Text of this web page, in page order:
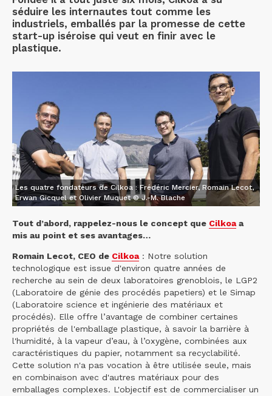
séduire les internautes tout comme les
industriels, emballés par la promesse de cette
start-up iséroise qui veut en finir avec le
plastique.
Les quatre fondateurs de Cilkoa : Frédéric Mercier, Romain Lecot,
Erwan Gicquel et Olivier Muquet © J.-M. Blache
Tout d’abord, rappelez-nous le concept que Cilkoaa
mis au point et ses avantages…
Romain Lecot, CEO de Cilkoa: Notre solution
technologique est issue d'environ quatre années de
recherche au sein de deux laboratoires grenoblois, le LGP2
(Laboratoire de génie des procédés papetiers) et le Simap
(Laboratoire science et ingénierie des matériaux et
procédés). Elle offre l’avantage de combiner certaines
propriétés de l'emballage plastique, à savoir la barrière à
l'humidité, à la vapeur d’eau, à l’oxygène, combinées aux
caractéristiques du papier, notamment sa recyclabilité.
Cette solution n'a pas vocation à être utilisée seule, mais
en combinaison avec d'autres matériaux pour des
emballages complexes. L'objectif est de commercialiser un